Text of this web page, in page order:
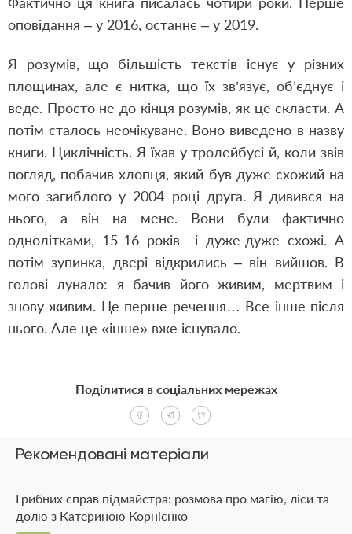
оповідання – у 2016, останнє – у 2019.
Я розумів, що більшість текстів існує у різних
площинах, але є нитка, що їх зв’язує, об’єднує і
веде. Просто не до кінця розумів, як це скласти. А
потім сталось неочікуване. Воно виведено в назву
книги. Циклічність. Я їхав у тролейбусі й, коли звів
погляд, побачив хлопця, який був дуже схожий на
мого загиблого у 2004 році друга. Я дивився на
нього, а він на мене. Вони були фактично
однолітками, 15-16 років і дуже-дуже схожі. А
потім зупинка, двері відкрились – він вийшов. В
голові лунало: я бачив його живим, мертвим і
знову живим. Це перше речення… Все інше після
нього. Але це «інше» вже існувало.
Рекомендовані матеріали
Грибних справ підмайстра: розмова про магію, ліси та
долю з Катериною Корнієнко
Поділитися в соціальних мережах